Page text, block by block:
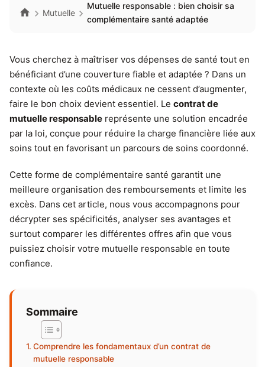
Mutuelle
Mutuelle responsable : bien choisir sa
complémentaire santé adaptée
Vous cherchez à maîtriser vos dépenses de santé tout en
bénéficiant d’une couverture fiable et adaptée ? Dans un
contexte où les coûts médicaux ne cessent d’augmenter,
faire le bon choix devient essentiel. Le contrat de
mutuelle responsable représente une solution encadrée
par la loi, conçue pour réduire la charge financière liée aux
soins tout en favorisant un parcours de soins coordonné.
Cette forme de complémentaire santé garantit une
meilleure organisation des remboursements et limite les
excès. Dans cet article, nous vous accompagnons pour
décrypter ses spécificités, analyser ses avantages et
surtout comparer les différentes offres afin que vous
puissiez choisir votre mutuelle responsable en toute
confiance.
Sommaire
Comprendre les fondamentaux d’un contrat de
mutuelle responsable